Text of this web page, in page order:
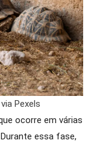
Pexels
ocorre em várias
essa fase,